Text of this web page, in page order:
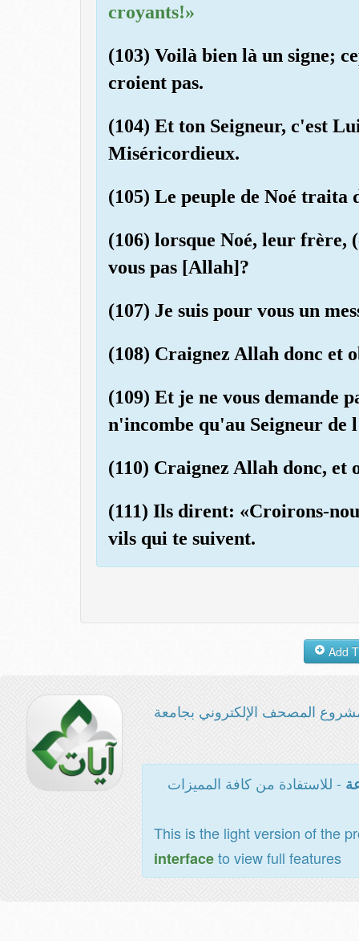
croyants!»
(103) Voilà bien là un signe;
croient pas.
(104) Et ton Seigneur, c'est
Miséricordieux.
(105) Le peuple de Noé traita
(106) lorsque Noé, leur
vous pas [Allah]?
(107) Je suis pour vous un
(108) Craignez Allah donc et
(109) Et je ne vous demande
n'incombe qu'au Seigneur de
(110) Craignez Allah donc, et
(111) Ils dirent: «Croirons-
vils qui te suivent.
المصحف الإلكتروني بجامعة
- للاستفادة من كافة المميزات
This is the light version of the
interfaceto view full features